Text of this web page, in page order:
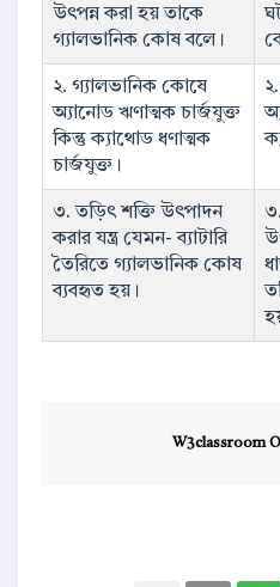
উৎপন্ন করা হয় তাকে
গ্যালভানিক কোষ বলে।
২. গ্যালভানিক কোষে
অ্যানোড ঋণাত্মক চার্জযুক্ত
কিন্তু ক্যাথোড ধণাত্মক
চার্জযুক্ত।
৩. তড়িৎ শক্তি উৎপাদন
করার যন্ত্র যেমন- ব্যাটারি
তৈরিতে গ্যালভানিক কোষ
ব্যবহৃত হয়।
W3classroom